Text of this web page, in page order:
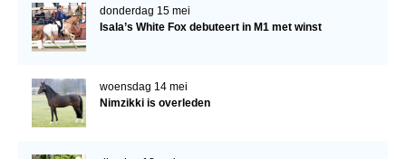
donderdag 15 mei
Isala’s White Fox debuteert in M1 met winst
woensdag 14 mei
Nimzikki is overleden